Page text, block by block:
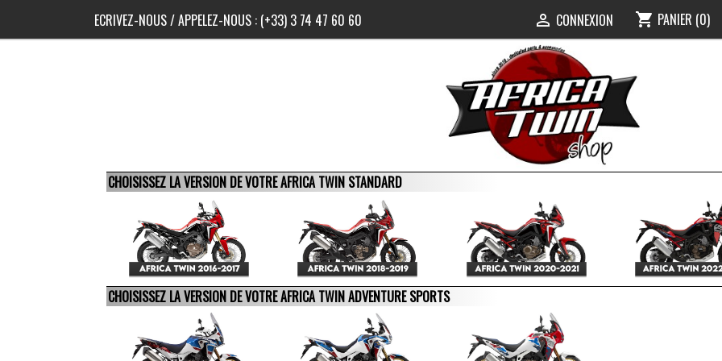
ECRIVEZ-NOUS/ APPELEZ-NOUS : (+33) 3 74 47 60 60  CONNEXION shopping_cart PANIER (0)
CHOISISSEZ LA VERSION DE VOTRE AFRICA TWIN STANDARD
CHOISISSEZ LA VERSION DE VOTRE AFRICA TWIN ADVENTURE SPORTS